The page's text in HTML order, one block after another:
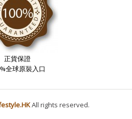
正貨保證
全球原裝入口
All rights reserved.